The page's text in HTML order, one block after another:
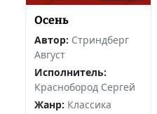
Осень
Автор: Стриндберг
Август
Исполнитель:
Краснобород Сергей
Жанр: Классика